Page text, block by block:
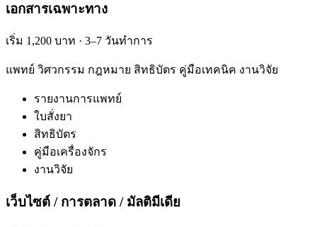
เอกสารเฉพาะทาง
เริ่ม 1,200 บาท · 3–7 วันทำการ
แพทย์ วิศวกรรม กฎหมาย สิทธิบัตร คู่มือเทคนิค งานวิจัย
รายงานการแพทย์
ใบสั่งยา
สิทธิบัตร
คู่มือเครื่องจักร
งานวิจัย
เว็บไซต์ / การตลาด / มัลติมีเดีย